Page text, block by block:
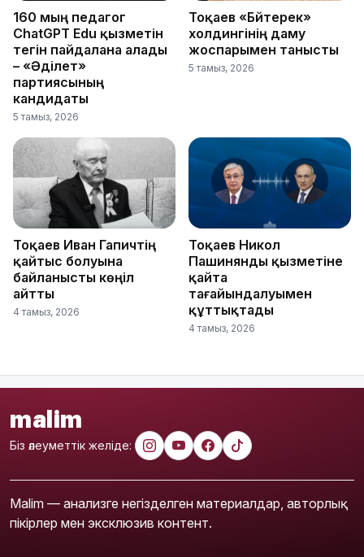
160 мың педагог
ChatGPT Edu қызметін
тегін пайдалана алады
– «Әділет»
партиясының
кандидаты
5 тамыз, 2026
Тоқаев «Бәйтерек»
холдингінің даму
жоспарымен танысты
5 тамыз, 2026
Тоқаев Иван Гапичтің
қайтыс болуына
байланысты көңіл
айтты
4 тамыз, 2026
Тоқаев Никол
Пашинянды қызметіне
қайта
тағайындалуымен
құттықтады
4 тамыз, 2026
malim
Біз әлеуметтік желіде:
Malim — анализге негізделген материалдар, авторлық
пікірлер мен эксклюзив контент.